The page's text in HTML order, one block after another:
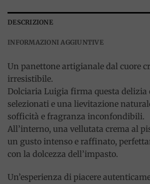
DESCRIZIONE
INFORMAZIONI AGGIUNTIVE
Un panettone artigianale dal cuore
irresistibile.
Dolciaria Luigia firma questa
selezionati e una lievitazione
sofficità e fragranza inconfondibili.
All’interno, una vellutata crema al
un gusto intenso e raffinato,
con la dolcezza dell’impasto.
Un’esperienza di piacere